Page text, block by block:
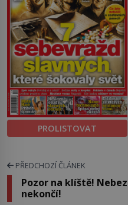
PROLISTOVAT
PŘEDCHOZÍ ČLÁNEK
Pozor na klíště!
nekončí!